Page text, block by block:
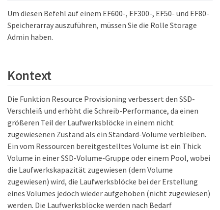
Um diesen Befehl auf einem EF600-, EF300-, EF50- und EF80-
Speicherarray auszuführen, müssen Sie die Rolle Storage
Admin haben.
Kontext
Die Funktion Resource Provisioning verbessert den SSD-
Verschleiß und erhöht die Schreib-Performance, da einen
größeren Teil der Laufwerksblöcke in einem nicht
zugewiesenen Zustand als ein Standard-Volume verbleiben.
Ein vom Ressourcen bereitgestelltes Volume ist ein Thick
Volume in einer SSD-Volume-Gruppe oder einem Pool, wobei
die Laufwerkskapazität zugewiesen (dem Volume
zugewiesen) wird, die Laufwerksblöcke bei der Erstellung
eines Volumes jedoch wieder aufgehoben (nicht zugewiesen)
werden. Die Laufwerksblöcke werden nach Bedarf